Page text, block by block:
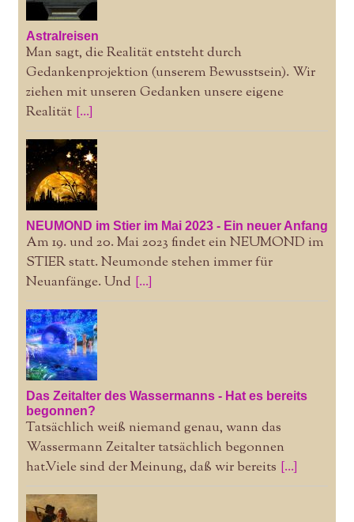
Astralreisen
Man sagt, die Realität entsteht durch
Gedankenprojektion (unserem Bewusstsein). Wir
ziehen mit unseren Gedanken unsere eigene
Realität [...]
NEUMOND im Stier im Mai 2023 - Ein neuer Anfang
Am 19. und 20. Mai 2023 findet ein NEUMOND im
STIER statt. Neumonde stehen immer für
Neuanfänge. Und [...]
Das Zeitalter des Wassermanns - Hat es bereits
begonnen?
Tatsächlich weiß niemand genau, wann das
Wassermann Zeitalter tatsächlich begonnen
hat.Viele sind der Meinung, daß wir bereits [...]